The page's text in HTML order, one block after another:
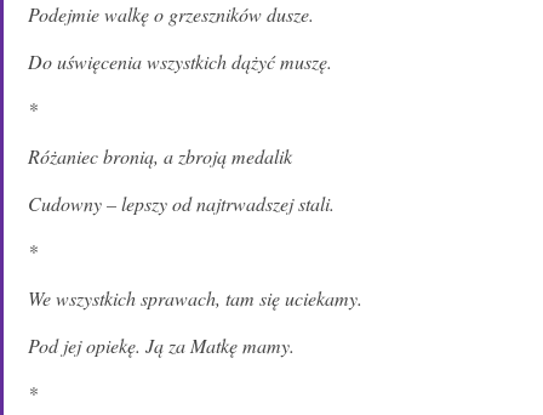
Podejmie walkę o grzeszników dusze.
Do uświęcenia wszystkich dążyć muszę.
*
Różaniec bronią, a zbroją medalik
Cudowny – lepszy od najtrwadszej stali.
*
We wszystkich sprawach, tam się uciekamy.
Pod jej opiekę. Ją za Matkę mamy.
*